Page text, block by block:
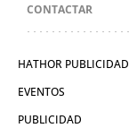
CONTACTAR
HATHOR PUBLICIDAD
EVENTOS
PUBLICIDAD